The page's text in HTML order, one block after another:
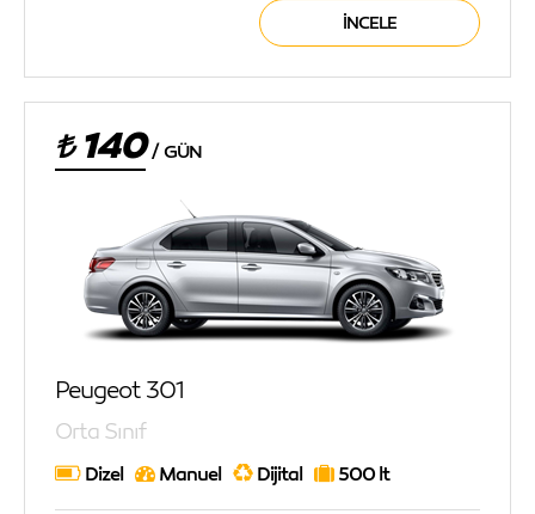
İNCELE
140 / GÜN
Peugeot 301
Orta Sınıf
Dizel Manuel Dijital 500 lt